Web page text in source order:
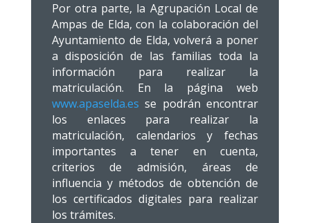
Por otra parte, la Agrupación Local de
Ampas de Elda, con la colaboración del
Ayuntamiento de Elda, volverá a poner
a disposición de las familias toda la
información para realizar la
matriculación. En la página web
www.apaselda.es se podrán encontrar
los enlaces para realizar la
matriculación, calendarios y fechas
importantes a tener en cuenta,
criterios de admisión, áreas de
influencia y métodos de obtención de
los certificados digitales para realizar
los trámites.